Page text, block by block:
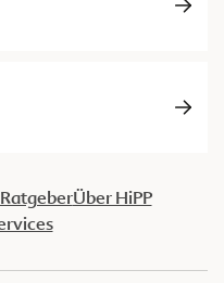
RatgeberÜber HiPP